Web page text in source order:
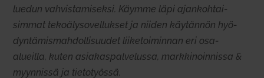
luedun vah­vis­ta­mi­seksi. Käymme läpi ajan­koh­tai­
simmat teko­ä­ly­so­vel­lukset ja niiden käy­tännön hyö­
dyn­tä­mis­mah­dol­li­suudet lii­ke­toi­minnan eri osa-
alueilla, kuten asia­kas­pal­ve­lussa, mark­ki­noin­nissa &
myyn­nissä ja tie­to­työssä.